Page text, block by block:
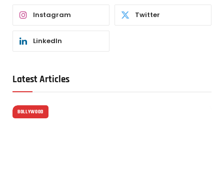
Instagram Twitter
LinkedIn
Latest Articles
BOLLYWOOD